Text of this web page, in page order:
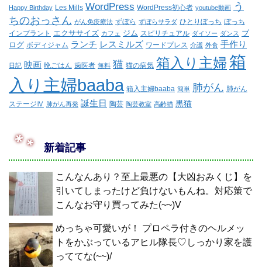
Happy Birthday Les Mills WordPress WordPress初心者 youtube動画 う
ちのおっさん がん免疫療法 ずぼら ずぼらサラダ ひとりぼっち ぼっち
インプラント エクササイズ カフェ ジム スピリチュアル ダイソー ダンス ブ
ログ ボディジャム ランチ レスミルズ ワードプレス 介護 外食 手作り
日記 映画 晩ごはん 歯医者 無料 猫 猫の病気 箱入り主婦箱
入り主婦baaba 箱入主婦baaba 簡単 肺がん 肺がん
ステージⅣ 肺がん再発 誕生日 陶芸 陶芸教室 高齢猫 黒猫
新着記事
こんなんあり？至上最悪の【大凶おみくじ】を
引いてしまったけど負けないもんね。対応策で
こんなお守り買ってみた(~~)V
めっちゃ可愛いが！ プロペラ付きのヘルメッ
トをかぶっているアヒル隊長♡しっかり家を護
っててな(~~)/